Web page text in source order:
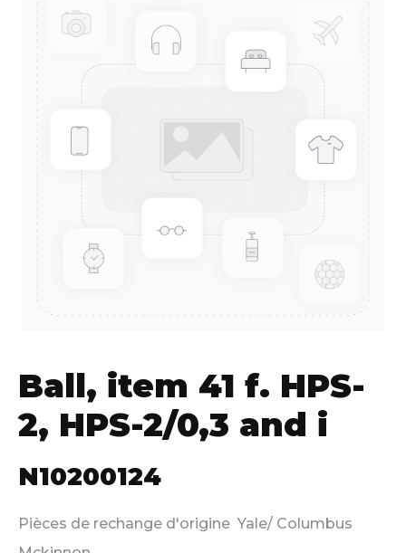
Ball, item 41 f. HPS-
2, HPS-2/0,3 and i
N10200124
Pièces de rechange d'origine Yale/ Columbus